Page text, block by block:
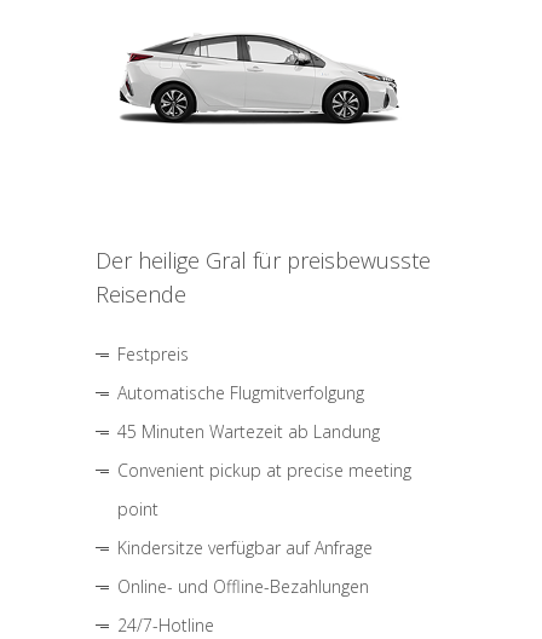
Der heilige Gral für preisbewusste
Reisende
Festpreis
Automatische Flugmitverfolgung
45 Minuten Wartezeit ab Landung
Convenient pickup at precise meeting
point
Kindersitze verfügbar auf Anfrage
Online- und Offline-Bezahlungen
24/7-Hotline